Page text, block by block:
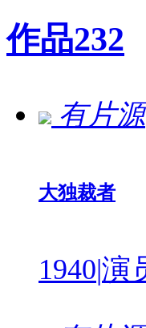
作品232
有片源
大独裁者
1940|演